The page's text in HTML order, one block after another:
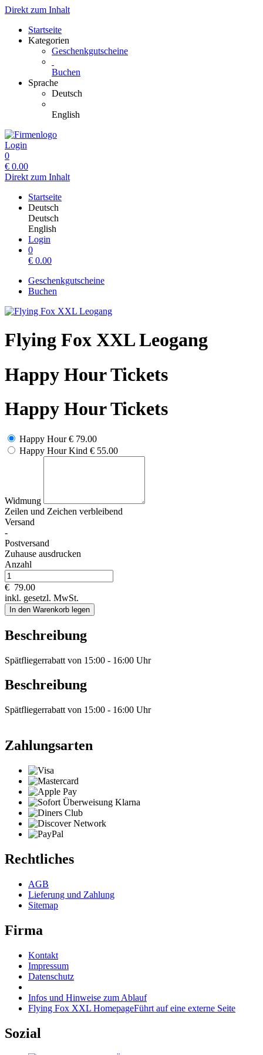
Direkt zum Inhalt
Startseite
Kategorien
Geschenkgutscheine
Buchen
Sprache
Deutsch
English
Login
0
€ 0.00
Direkt zum Inhalt
Startseite
Deutsch
Deutsch
English
Login
0
€ 0.00
Geschenkgutscheine
Buchen
Flying Fox XXL Leogang
Happy Hour Tickets
Happy Hour Tickets
Happy Hour € 79.00
Happy Hour Kind € 55.00
Widmung
Zeilen und Zeichen verbleibend
Versand
-
Postversand
Zuhause ausdrucken
Anzahl
€ 79.00
inkl. gesetzl. MwSt.
In den Warenkorb legen
Beschreibung
Spätfliegerrabatt von 15:00 - 16:00 Uhr
Beschreibung
Spätfliegerrabatt von 15:00 - 16:00 Uhr
Zahlungsarten
Rechtliches
AGB
Lieferung und Zahlung
Sitemap
Firma
Kontakt
Impressum
Datenschutz
Infos und Hinweise zum Ablauf
Flying Fox XXL HomepageFührt auf eine externe Seite
Sozial